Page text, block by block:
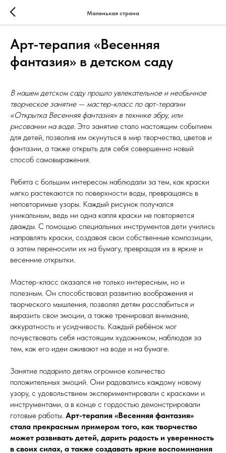
Маленькая страна
Арт-терапия «Весенняя
фантазия» в детском саду
В нашем детском саду прошло увлекательное и необычное
творческое занятие — мастер-класс по арт-терапии
«Открытка Весенняя фантазия» в технике эбру, или
рисовании на воде. Это занятие стало настоящим событием
для детей, позволив им окунуться в мир творчества, цветов и
фантазии, а также открыть для себя совершенно новый
способ самовыражения.
Ребята с большим интересом наблюдали за тем, как краски
мягко растекаются по поверхности воды, превращаясь в
неповторимые узоры. Каждый рисунок получался
уникальным, ведь ни одна капля краски не повторяется
дважды. С помощью специальных инструментов дети учились
направлять краски, создавая свои собственные композиции,
а затем переносили их на бумагу, превращая их в яркие и
весенние открытки.
Мастер-класс оказался не только интересным, но и
полезным. Он способствовал развитию воображения и
творческого мышления, позволял детям расслабиться и
выразить свои эмоции, а также тренировал внимание,
аккуратность и усидчивость. Каждый ребёнок мог
почувствовать себя настоящим художником, наблюдая за
тем, как его идеи оживают на воде и на бумаге.
Занятие подарило детям огромное количество
положительных эмоций. Они радовались каждому новому
узору, с удовольствием экспериментировали с красками и
инструментами, а в конце с гордостью демонстрировали
готовые работы. Арт-терапия «Весенняя фантазия»
стала прекрасным примером того, как творчество
может развивать детей, дарить радость и уверенность
в своих силах, а также создавать яркие воспоминания